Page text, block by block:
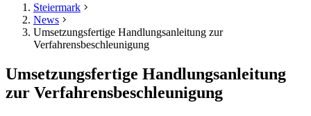
Steiermark
News
Umsetzungsfertige Handlungsanleitung zur
Verfahrensbeschleunigung
Umsetzungsfertige Handlungsanleitung
zur Verfahrensbeschleunigung